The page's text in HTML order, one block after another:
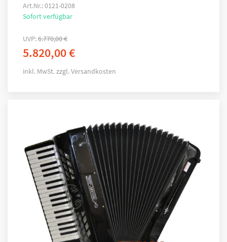
Art.Nr.: 0121-0208
Sofort verfügbar
UVP:6.770,00€
5.820,00€
inkl. MwSt. zzgl.Versandkosten